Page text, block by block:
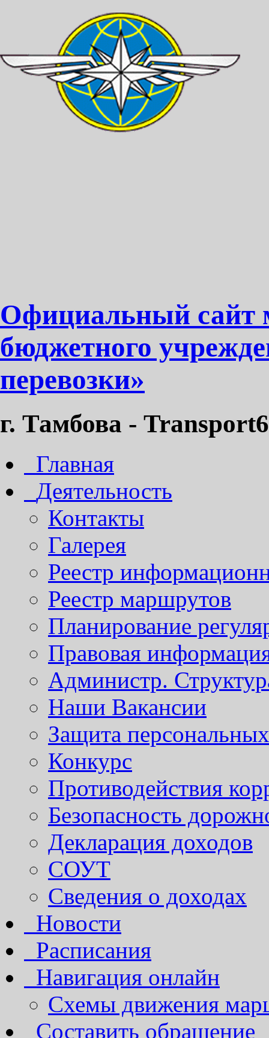
Официальный сайт
бюджетного
перевозки»
г. Тамбова -
Главная
Деятельность
Контакты
Галерея
Реестр
Реестр маршрутов
Планирование
Правовая
Администр.
Наши Вакансии
Защита
Конкурс
Противодействия
Безопасность
Декларация доходов
СОУТ
Сведения о доходах
Новости
Расписания
Навигация онлайн
Схемы движения
Составить обращение